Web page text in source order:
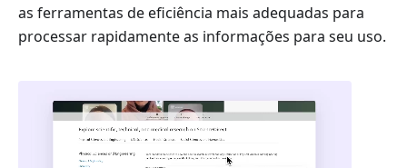
as ferramentas de eficiência mais adequadas para
processar rapidamente as informações para seu uso.